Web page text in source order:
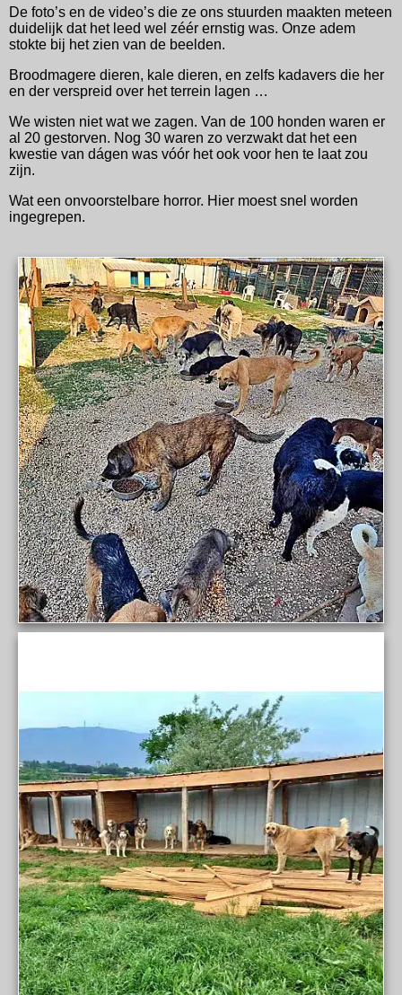
De foto’s en de video’s die ze ons stuurden maakten meteen
duidelijk dat het leed wel zéér ernstig was. Onze adem
stokte bij het zien van de beelden.
Broodmagere dieren, kale dieren, en zelfs kadavers die her
en der verspreid over het terrein lagen …
We wisten niet wat we zagen. Van de 100 honden waren er
al 20 gestorven. Nog 30 waren zo verzwakt dat het een
kwestie van dágen was vóór het ook voor hen te laat zou
zijn.
Wat een onvoorstelbare horror. Hier moest snel worden
ingegrepen.